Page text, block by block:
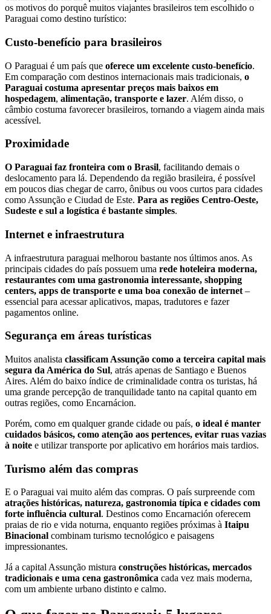
os motivos do porquê muitos viajantes brasileiros tem escolhido o
Paraguai como destino turístico:
Custo-benefício para brasileiros
O Paraguai é um país que oferece um excelente custo-benefício.
Em comparação com destinos internacionais mais tradicionais, o
Paraguai costuma apresentar preços mais baixos em
hospedagem, alimentação, transporte e lazer. Além disso, o
câmbio costuma favorecer brasileiros, tornando a viagem ainda mais
acessível.
Proximidade
O Paraguai faz fronteira com o Brasil, facilitando demais o
deslocamento para lá. Dependendo da região brasileira, é possível
em poucos dias chegar de carro, ônibus ou voos curtos para cidades
como Assunção e Ciudad de Este. Para as regiões Centro-Oeste,
Sudeste e sul a logística é bastante simples.
Internet e infraestrutura
A infraestrutura paraguai melhorou bastante nos últimos anos. As
principais cidades do país possuem uma rede hoteleira moderna,
restaurantes com uma gastronomia interessante, shopping
centers, apps de transporte e uma boa conexão de internet –
essencial para acessar aplicativos, mapas, tradutores e fazer
pagamentos online.
Segurança em áreas turísticas
Muitos analista classificam Assunção como a terceira capital mais
segura da América do Sul, atrás apenas de Santiago e Buenos
Aires. Além do baixo índice de criminalidade contra os turistas, há
uma grande percepção de tranquilidade tanto na capital quanto em
outras regiões, como Encarnácion.
Porém, como em qualquer grande cidade ou país, o ideal é manter
cuidados básicos, como atenção aos pertences, evitar ruas vazias
à noite e utilizar transporte por aplicativo em horários mais tardios.
Turismo além das compras
E o Paraguai vai muito além das compras. O país surpreende com
atrações históricas, natureza, gastronomia típica e cidades com
forte influência cultural. Destinos como Encarnación oferecem
praias de rio e vida noturna, enquanto regiões próximas à Itaipu
Binacional combinam turismo tecnológico e paisagens
impressionantes.
Já a capital Assunção mistura construções históricas, mercados
tradicionais e uma cena gastronômica cada vez mais moderna,
com um ambiente urbano distinto e calmo.